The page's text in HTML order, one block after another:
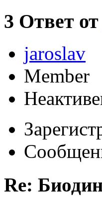
3 Ответ от
jaroslav
Member
Re: